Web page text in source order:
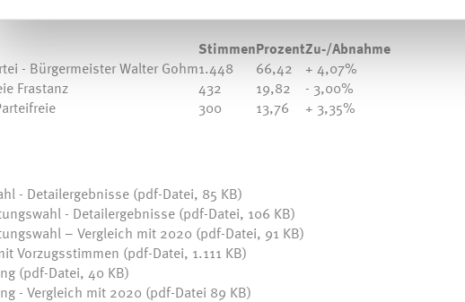
StimmenProzentZu-/Abnahme
- Bürgermeister Walter Gohm1.448 66,42
+ 4,07%
Frastanz
432 19,82
- 3,00%
300 13,76 + 3,35%
- Detailergebnisse (pdf-Datei, 85 KB)
- Detailergebnisse (pdf-Datei, 106 KB)
– Vergleich mit 2020 (pdf-Datei, 91 KB)
Vorzugsstimmen (pdf-Datei, 1.111 KB)
(pdf-Datei, 40 KB)
- Vergleich mit 2020 (pdf-Datei 89 KB)